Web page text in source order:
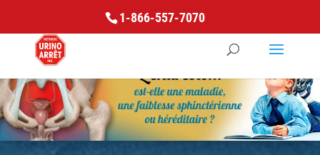
1-866-557-7070